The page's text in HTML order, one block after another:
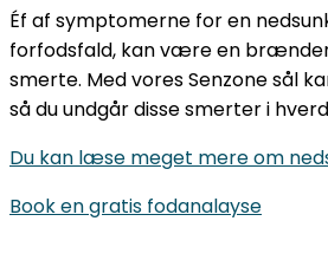
Éf af symptomerne for en
forfodsfald, kan være en
smerte. Med vores Senzone sål
så du undgår disse smerter i
Du kan læse meget mere om
Book en gratis fodanalayse